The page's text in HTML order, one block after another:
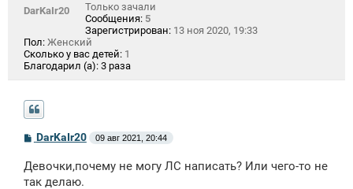
DarKaIr20
Только зачали
Сообщения: 5
Зарегистрирован: 13 ноя 2020, 19:33
Пол: Женский
Сколько у вас детей: 1
Благодарил (а): 3 раза
С
б
щ
DarKaIr20 09 авг 2021, 20:44
Девочки,почему не могу ЛС написать? Или чего-то не
так делаю.